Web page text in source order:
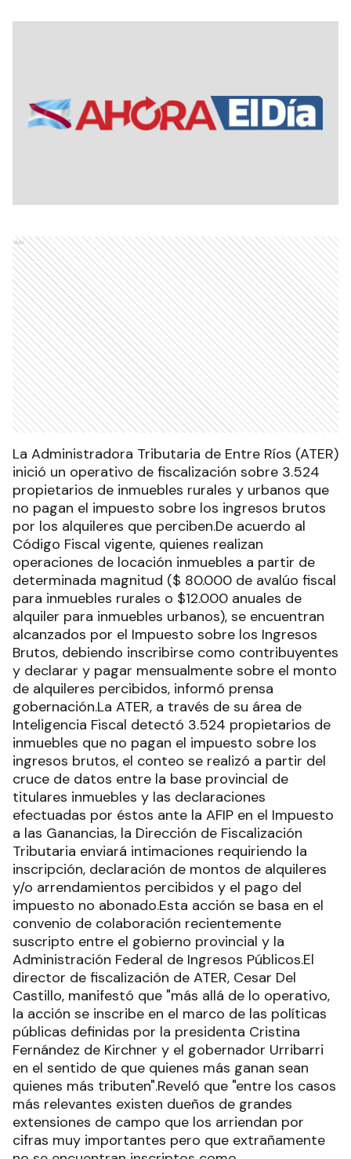
Ads
La Administradora Tributaria de Entre Ríos (ATER)
inició un operativo de fiscalización sobre 3.524
propietarios de inmuebles rurales y urbanos que
no pagan el impuesto sobre los ingresos brutos
por los alquileres que perciben.De acuerdo al
Código Fiscal vigente, quienes realizan
operaciones de locación inmuebles a partir de
determinada magnitud ($ 80.000 de avalúo fiscal
para inmuebles rurales o $12.000 anuales de
alquiler para inmuebles urbanos), se encuentran
alcanzados por el Impuesto sobre los Ingresos
Brutos, debiendo inscribirse como contribuyentes
y declarar y pagar mensualmente sobre el monto
de alquileres percibidos, informó prensa
gobernación.La ATER, a través de su área de
Inteligencia Fiscal detectó 3.524 propietarios de
inmuebles que no pagan el impuesto sobre los
ingresos brutos, el conteo se realizó a partir del
cruce de datos entre la base provincial de
titulares inmuebles y las declaraciones
efectuadas por éstos ante la AFIP en el Impuesto
a las Ganancias, la Dirección de Fiscalización
Tributaria enviará intimaciones requiriendo la
inscripción, declaración de montos de alquileres
y/o arrendamientos percibidos y el pago del
impuesto no abonado.Esta acción se basa en el
convenio de colaboración recientemente
suscripto entre el gobierno provincial y la
Administración Federal de Ingresos Públicos.El
director de fiscalización de ATER, Cesar Del
Castillo, manifestó que "más allá de lo operativo,
la acción se inscribe en el marco de las políticas
públicas definidas por la presidenta Cristina
Fernández de Kirchner y el gobernador Urribarri
en el sentido de que quienes más ganan sean
quienes más tributen".Reveló que "entre los casos
más relevantes existen dueños de grandes
extensiones de campo que los arriendan por
cifras muy importantes pero que extrañamente